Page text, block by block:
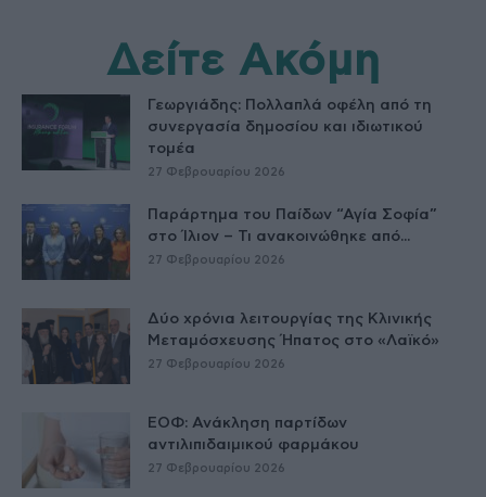
Δείτε Ακόμη
Γεωργιάδης: Πολλαπλά οφέλη από τη
συνεργασία δημοσίου και ιδιωτικού
τομέα
27 Φεβρουαρίου 2026
Παράρτημα του Παίδων “Αγία Σοφία”
στο Ίλιον – Τι ανακοινώθηκε από...
27 Φεβρουαρίου 2026
Δύο χρόνια λειτουργίας της Κλινικής
Μεταμόσχευσης Ήπατος στο «Λαϊκό»
27 Φεβρουαρίου 2026
ΕΟΦ: Ανάκληση παρτίδων
αντιλιπιδαιμικού φαρμάκου
27 Φεβρουαρίου 2026